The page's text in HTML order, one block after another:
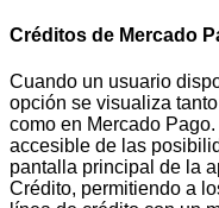
Créditos de Mercado
Cuando un usuario
opción se visualiza
como en Mercado
accesible de las
pantalla principal de la
Crédito, permitiendo a